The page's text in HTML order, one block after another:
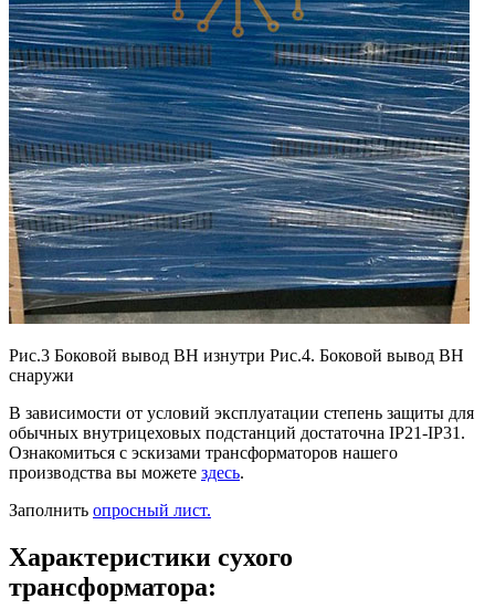
Рис.3 Боковой вывод ВН изнутри Рис.4. Боковой вывод ВН
снаружи
В зависимости от условий эксплуатации степень защиты для
обычных внутрицеховых подстанций достаточна IP21-IP31.
Ознакомиться с эскизами трансформаторов нашего
производства вы можете здесь.
Заполнить опросный лист.
Характеристики сухого
трансформатора: